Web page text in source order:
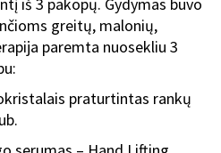
iš 3 pakopų. Gydymas buvo
greitų, malonių,
paremta nuosekliu 3
praturtintas rankų